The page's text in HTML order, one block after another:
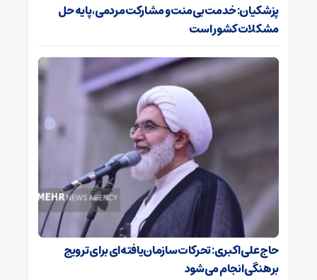
پزشکیان: خدمت بی‌منت و مشارکت مردمی، پایه حل
مشکلات کشور است
حاج‌علی‌اکبری: تحرکات سازمان‌یافته‌ای برای ترویج
برهنگی انجام می‌شود